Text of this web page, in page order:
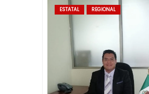
a
s
ESTATAL REGIONAL